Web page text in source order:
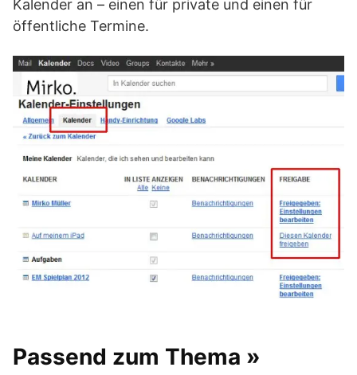
Kalender an – einen für private und einen für
öffentliche Termine.
Passend zum Thema »